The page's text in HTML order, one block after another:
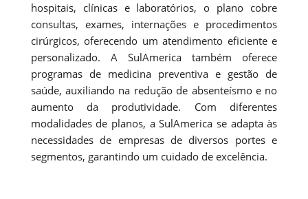
hospitais, clínicas e laboratórios, o plano cobre
consultas, exames, internações e procedimentos
cirúrgicos, oferecendo um atendimento eficiente e
personalizado. A SulAmerica também oferece
programas de medicina preventiva e gestão de
saúde, auxiliando na redução de absenteísmo e no
aumento da produtividade. Com diferentes
modalidades de planos, a SulAmerica se adapta às
necessidades de empresas de diversos portes e
segmentos, garantindo um cuidado de excelência.